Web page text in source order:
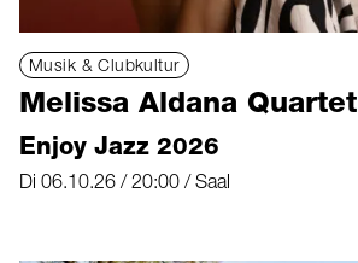
Musik & Clubkultur
Melissa Aldana Quartet
Enjoy Jazz 2026
Di 06.10.26 / 20:00 / Saal